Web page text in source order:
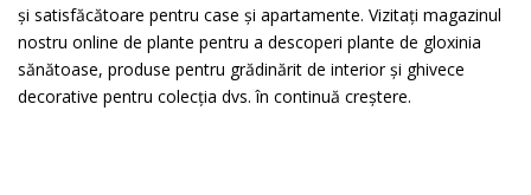
și satisfăcătoare pentru case și apartamente. Vizitați magazinul
nostru online de plante pentru a descoperi plante de gloxinia
sănătoase, produse pentru grădinărit de interior și ghivece
decorative pentru colecția dvs. în continuă creștere.